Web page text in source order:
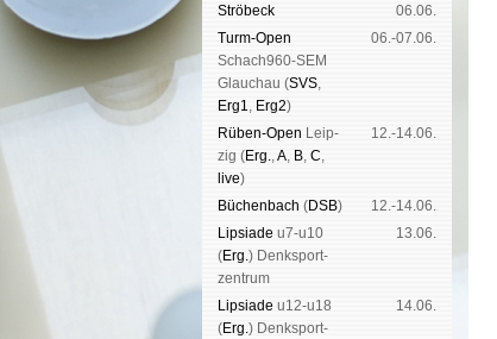
Strö­beck
06.06.
Turm-Open
Schach960-SEM
Glau­chau (SVS,
Erg1, Erg2)
06.-07.06.
Rüben-Open Leip­
zig (Erg.,A, B, C,
live)
12.-14.06.
Büchen­bach (DSB)
12.-14.06.
Lipsiade u7-u10
(Erg.) Denk­sport­
zen­trum
13.06.
Lipsiade u12-u18
(Erg.) Denk­sport­
14.06.